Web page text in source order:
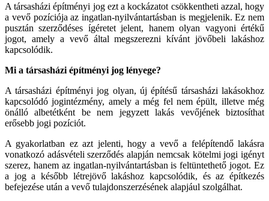
A társasházi építményi jog ezt a kockázatot csökkentheti azzal, hogy
a vevő pozíciója az ingatlan-nyilvántartásban is megjelenik. Ez nem
pusztán szerződéses ígéretet jelent, hanem olyan vagyoni értékű
jogot, amely a vevő által megszerezni kívánt jövőbeli lakáshoz
kapcsolódik.
Mi a társasházi építményi jog lényege?
A társasházi építményi jog olyan, új építésű társasházi lakásokhoz
kapcsolódó jogintézmény, amely a még fel nem épült, illetve még
önálló albetétként be nem jegyzett lakás vevőjének biztosíthat
erősebb jogi pozíciót.
A gyakorlatban ez azt jelenti, hogy a vevő a felépítendő lakásra
vonatkozó adásvételi szerződés alapján nemcsak kötelmi jogi igényt
szerez, hanem az ingatlan-nyilvántartásban is feltüntethető jogot. Ez
a jog a később létrejövő lakáshoz kapcsolódik, és az építkezés
befejezése után a vevő tulajdonszerzésének alapjául szolgálhat.